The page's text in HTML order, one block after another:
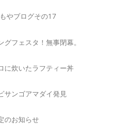
やブログその17
グフェスタ！無事閉幕。
に炊いたラフティー丼
サンゴアマダイ発見
のお知らせ